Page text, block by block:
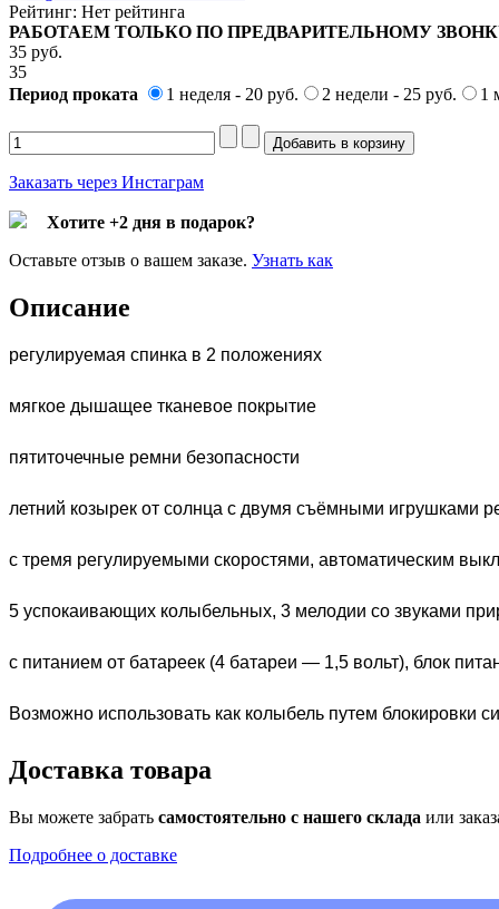
Рейтинг: Нет рейтинга
РАБОТАЕМ ТОЛЬКО ПО ПРЕДВАРИТЕЛЬНОМУ
35 pуб.
35
Период проката
1 неделя - 20 руб. 2 недели - 25 руб. 1
Заказать через Инстаграм
Хотите +2 дня в подарок?
Оставьте отзыв о вашем заказе. Узнать как
Описание
регулируемая спинка в 2 положениях
мягкое дышащее тканевое покрытие
пятиточечные ремни безопасности
летний козырек от солнца с двумя съёмными игрушками
с тремя регулируемыми скоростями, автоматическим
5 успокаивающих колыбельных, 3 мелодии со звуками
с питанием от батареек (4 батареи — 1,5 вольт), блок
Возможно использовать как колыбель путем блокировки
Доставка товара
Вы можете забрать самостоятельно с нашего склада или
Подробнее о доставке